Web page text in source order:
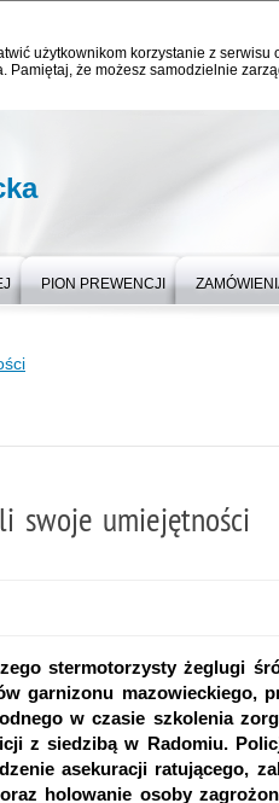
użytkownikom korzystanie z
Pamiętaj, że możesz samodzielnie
PION PREWENCJI
swoje umiejętności
stermotorzysty żeglugi
garnizonu mazowieckiego,
w czasie szkolenia
z siedzibą w Radomiu.
asekuracji ratującego,
holowanie osoby